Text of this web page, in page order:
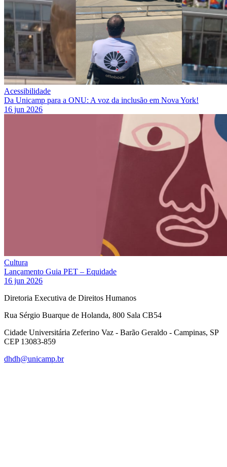
Acessibilidade
Da Unicamp para a ONU: A voz da inclusão em Nova York!
16 jun 2026
Cultura
Lançamento Guia PET – Equidade
16 jun 2026
Diretoria Executiva de Direitos Humanos
Rua Sérgio Buarque de Holanda, 800 Sala CB54
Cidade Universitária Zeferino Vaz - Barão Geraldo - Campinas, SP
CEP 13083-859
dhdh@unicamp.br